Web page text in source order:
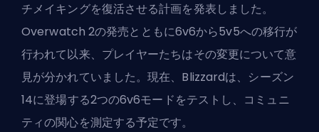
チメイキングを復活させる計画を発表しました。
Overwatch 2の発売とともに6v6から5v5への移行が
行われて以来、プレイヤーたちはその変更について意
見が分かれていました。現在、Blizzardは、シーズン
14に登場する2つの6v6モードをテストし、コミュニ
ティの関心を測定する予定です。